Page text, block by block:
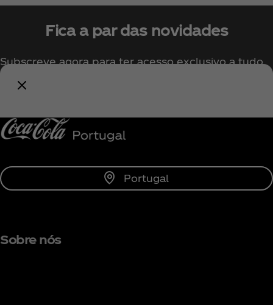
Fica a par das novidades
Subscreve agora para ter acesso exclusivo a tudo
sobre a Coca‑Cola!
Portugal
Sobre nós